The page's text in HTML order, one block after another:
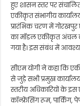
हुए शासन स्तर पर
एकीकृत संभागीय
प्रारंभिक चरण में गोरखपुर
का मॉडल एकीकृत अंचल
गया है। इस संबंध में आवश्यक
सीएम योगी ने कहा कि
से जुड़े सभी प्रमुख
स्तरीय अधिकारियों के इस
कॉन्फ्रेंसिंग रूम,